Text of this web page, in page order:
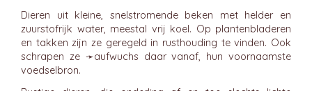
Dieren uit kleine, snelstromende beken met helder en
zuurstofrijk water, meestal vrij koel. Op plantenbladeren
en takken zijn ze geregeld in rusthouding te vinden. Ook
schrapen ze ➛aufwuchs daar vanaf, hun voornaamste
voedselbron.